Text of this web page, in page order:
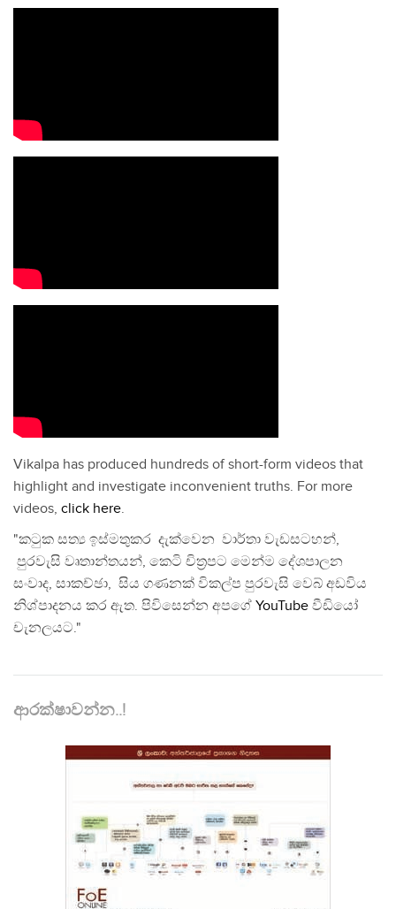
Vikalpa has produced hundreds of short-form videos that
highlight and investigate inconvenient truths. For more
videos, click here.
"කටුක සත්‍ය ඉස්මතුකර දැක්වෙන වාර්තා වැඩසටහන්,
පුරවැසි වෘතාන්තයන්, කෙටි චිත්‍රපට මෙන්ම දේශපාලන
සංවාද, සාකච්ඡා, සිය ගණනක් විකල්ප පුරවැසි වෙබ් අඩවිය
නිශ්පාදනය කර ඇත. පිවිසෙන්න අපගේ YouTube වීඩියෝ
චැනලයට."
ආරක්ෂාවන්න..!